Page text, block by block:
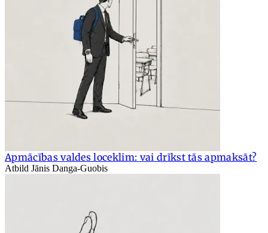
Apmācības valdes loceklim: vai drīkst tās apmaksāt?
Atbild Jānis Danga-Guobis